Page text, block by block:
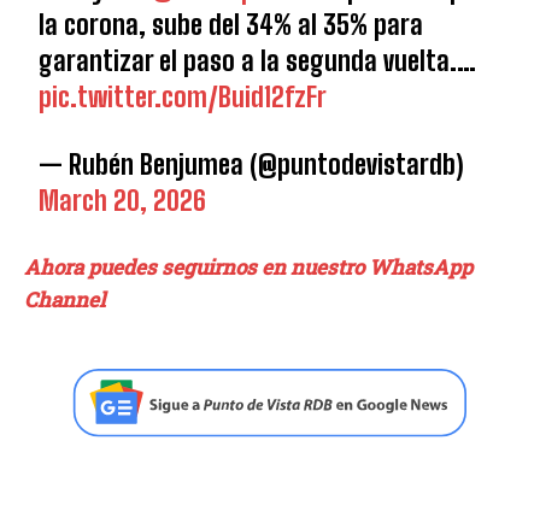
la corona, sube del 34% al 35% para
garantizar el paso a la segunda vuelta.…
pic.twitter.com/Buid12fzFr
— Rubén Benjumea (@puntodevistardb)
March 20, 2026
Ahora puedes seguirnos en nuestro WhatsApp
Channel